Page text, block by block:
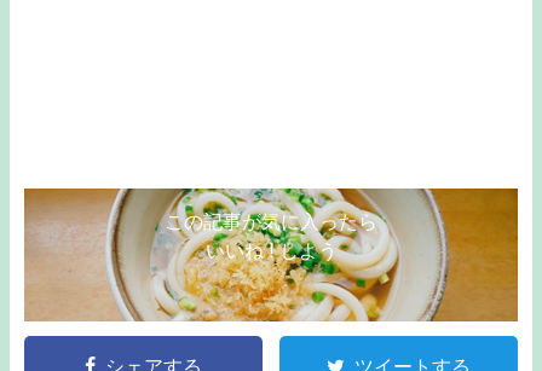
この記事が気に入ったら
いいね ! しよう
シェアする ツイートする